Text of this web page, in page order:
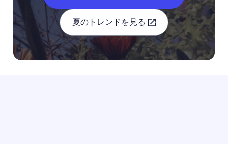
夏のトレンドを見る